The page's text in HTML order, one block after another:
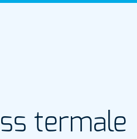
termale